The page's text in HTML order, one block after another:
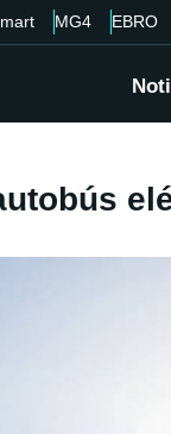
MG4 EBRO